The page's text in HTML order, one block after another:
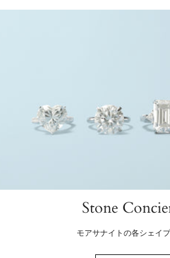
Stone
モアサナイトの各シェイ